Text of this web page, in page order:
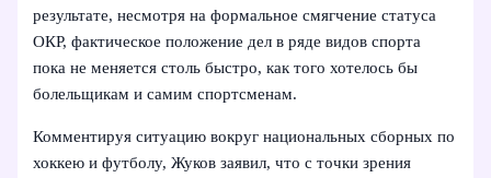
результате, несмотря на формальное смягчение статуса
ОКР, фактическое положение дел в ряде видов спорта
пока не меняется столь быстро, как того хотелось бы
болельщикам и самим спортсменам.
Комментируя ситуацию вокруг национальных сборных по
хоккею и футболу, Жуков заявил, что с точки зрения